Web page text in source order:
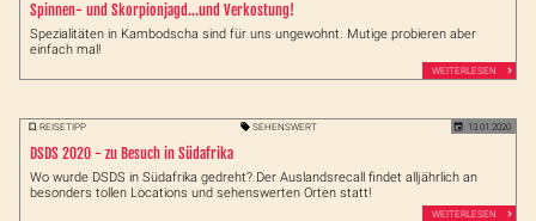
Spinnen- und Skorpionjagd...und Verkostung!
Spezialitäten in Kambodscha sind für uns ungewohnt. Mutige probieren aber
einfach mal!
WEITERLESEN
REISETIPP SEHENSWERT 13.01.2020
DSDS 2020 - zu Besuch in Südafrika
Wo wurde DSDS in Südafrika gedreht? Der Auslandsrecall findet alljährlich an
besonders tollen Locations und sehenswerten Orten statt!
WEITERLESEN